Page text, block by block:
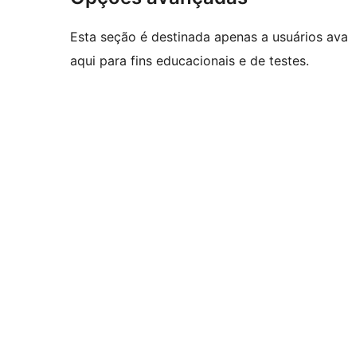
Esta seção é destinada apenas a usuários
aqui para fins educacionais e de testes.